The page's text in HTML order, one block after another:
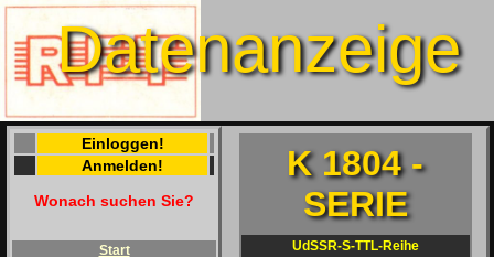
Datenanzeige
Einloggen!
Anmelden!
Wonach suchen Sie?
Start
K 1804 -
SERIE
UdSSR-S-TTL-Reihe